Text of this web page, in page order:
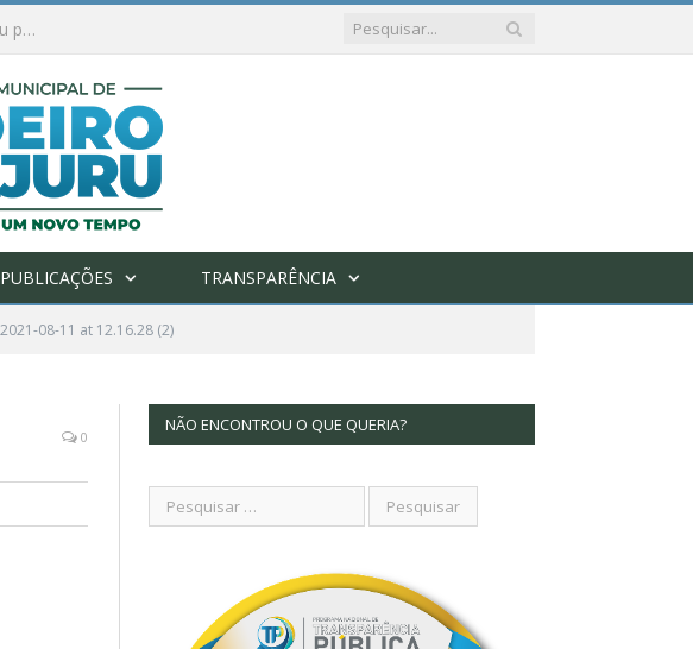
Ações de combate à Covid-19 na região ribeirinha de Limoeiro do Ajuru continuam
PUBLICAÇÕES TRANSPARÊNCIA
08-11 at 12.16.28 (2)
0
NÃO ENCONTROU O QUE QUERIA?